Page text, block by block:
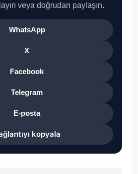
veya doğrudan paylaşın.
WhatsApp
X
Facebook
Telegram
E-posta
kopyala